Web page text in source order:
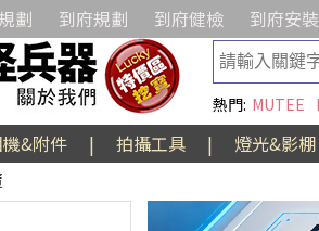
劃 到府規劃 到府健檢 到府安裝
熱門: MUTEE
&附件 | 拍攝工具 | 燈光&影棚